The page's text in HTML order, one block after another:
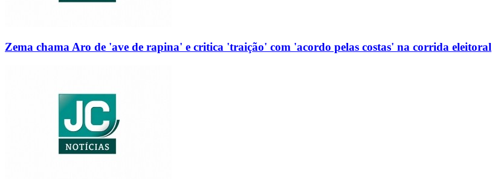
Zema chama Aro de 'ave de rapina' e critica 'traição' com 'acordo pelas costas' na corrida eleitoral